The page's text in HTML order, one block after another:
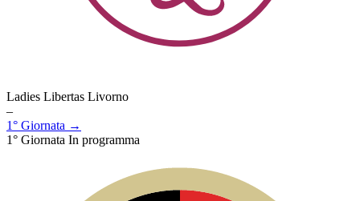
Ladies Libertas Livorno
–
1° Giornata →
1° Giornata In programma